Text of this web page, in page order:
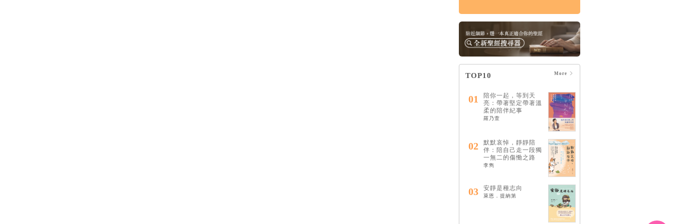
的苦難神學
HK$164 $173
TOP10 More
01
陪你一起，等到天
亮：帶著堅定帶著溫
柔的陪伴紀事
羅乃萱
02
默默哀悼，靜靜陪
伴：陪自己走一段獨
一無二的傷慟之路
李雋
03 安靜是種志向
萊恩．提納第